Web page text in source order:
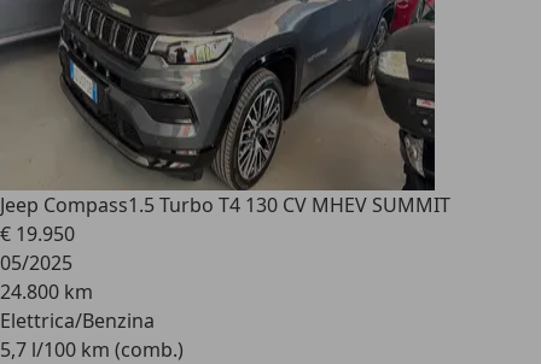
Jeep Compass1.5 Turbo T4 130 CV MHEV SUMMIT
€ 19.950
05/2025
24.800 km
Elettrica/Benzina
5,7 l/100 km (comb.)